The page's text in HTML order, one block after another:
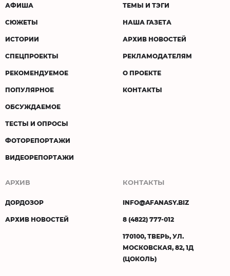
АФИША
СЮЖЕТЫ
ИСТОРИИ
СПЕЦПРОЕКТЫ
РЕКОМЕНДУЕМОЕ
ПОПУЛЯРНОЕ
ОБСУЖДАЕМОЕ
ТЕСТЫ И ОПРОСЫ
ФОТОРЕПОРТАЖИ
ВИДЕОРЕПОРТАЖИ
ТЕМЫ И ТЭГИ
НАША ГАЗЕТА
АРХИВ НОВОСТЕЙ
РЕКЛАМОДАТЕЛЯМ
О ПРОЕКТЕ
КОНТАКТЫ
АРХИВ
ДОРДОЗОР
АРХИВ НОВОСТЕЙ
КОНТАКТЫ
INFO@AFANASY.BIZ
8 (4822) 777-012
170100, ТВЕРЬ, УЛ.
МОСКОВСКАЯ, 82, 1Д
(ЦОКОЛЬ)